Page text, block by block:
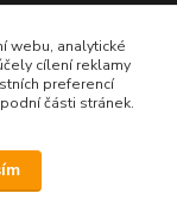
webu, analytické
cílení reklamy
preferencí
části stránek.